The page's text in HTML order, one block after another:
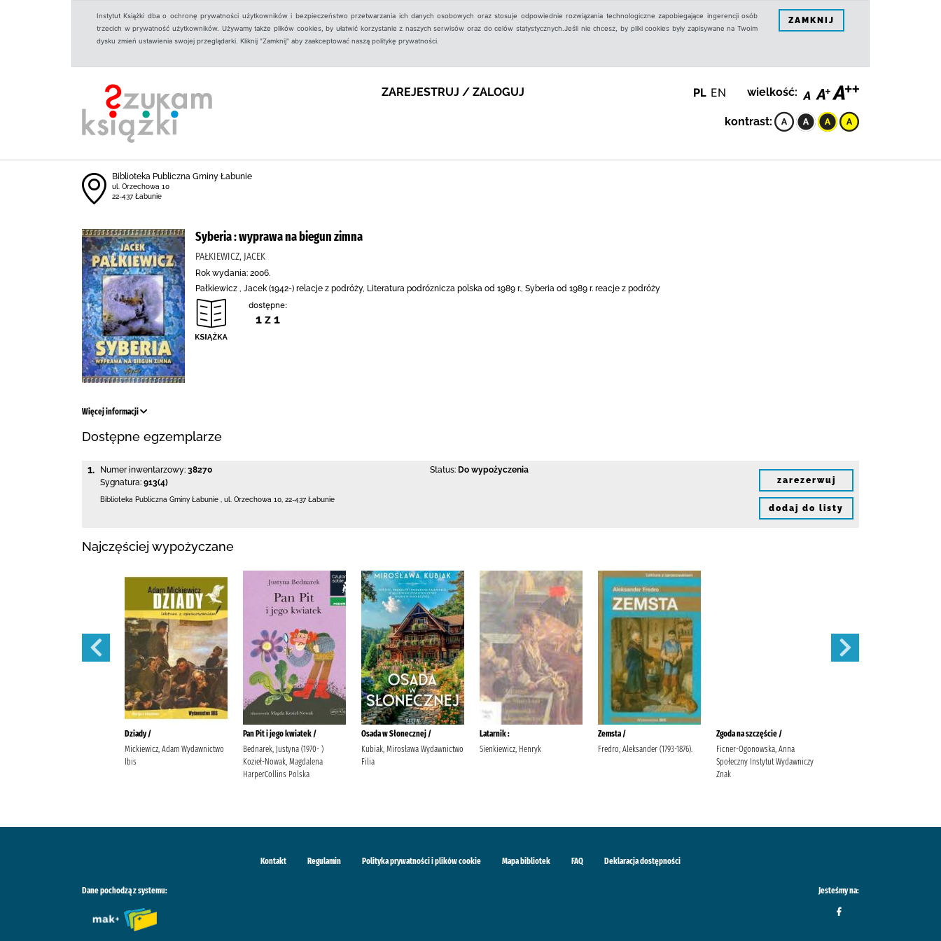
Instytut Książki dba o ochronę prywatności użytkowników i bezpieczeństwo przetwarzania ich danych osobowych oraz stosuje odpowiednie rozwiązania technologiczne zapobiegające ingerencji osób
trzecich w prywatność użytkowników. Używamy także plików cookies, by ułatwić korzystanie z naszych serwisów oraz do celów statystycznych.Jeśli nie chcesz, by pliki cookies były zapisywane na Twoim
dysku zmień ustawienia swojej przeglądarki. Kliknij "Zamknij" aby zaakceptować naszą politykę prywatności.
ZAMKNIJ
ZAREJESTRUJ / ZALOGUJ PL EN wielkość:
kontrast:
Biblioteka Publiczna Gminy Łabunie
ul. Orzechowa 10
22-437 Łabunie
Syberia : wyprawa na biegun zimna
PAŁKIEWICZ, JACEK
Rok wydania: 2006.
Pałkiewicz , Jacek (1942-) relacje z podróży, Literatura podróznicza polska od 1989 r., Syberia od 1989 r. reacje z podróży
dostępne:
1 z 1
Więcej informacji
Dostępne egzemplarze
1. Numer inwentarzowy: 38270
Sygnatura: 913(4)
Status: Do wypożyczenia
Biblioteka Publiczna Gminy Łabunie ul. Orzechowa 10 22-437 Łabunie
zarezerwuj
dodaj do listy
Najczęściej wypożyczane
Dziady /
Mickiewicz, Adam Wydawnictwo
Ibis
Pan Pit i jego kwiatek /
Bednarek, Justyna (1970- )
Kozieł-Nowak, Magdalena
HarperCollins Polska
Osada w Słonecznej /
Kubiak, Mirosława Wydawnictwo
Filia
Latarnik :
Sienkiewicz, Henryk
Zemsta /
Fredro, Aleksander (1793-1876).
Zgoda na szczęście /
Ficner-Ogonowska, Anna
Społeczny Instytut Wydawniczy
Znak
Kontakt Regulamin Polityka prywatności i plików cookie Mapa bibliotek FAQ Deklaracja dostępności
Dane pochodzą z systemu: Jesteśmy na: